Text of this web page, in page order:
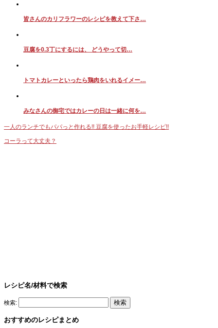
皆さんのカリフラワーのレシピを教えて下さ…
豆腐を0.3丁にするには、 どうやって切…
トマトカレーといったら鶏肉をいれるイメー…
みなさんの御宅ではカレーの日は一緒に何を…
一人のランチでもパパっと作れる!! 豆腐を使ったお手軽レシピ!!
コーラって大丈夫？
レシピ名/材料で検索
検索:
おすすめのレシピまとめ